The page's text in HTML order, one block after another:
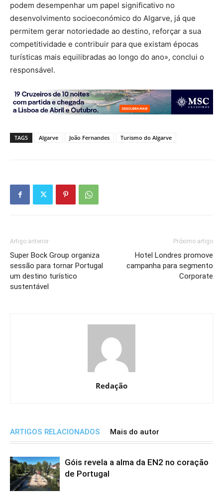
podem desempenhar um papel significativo no
desenvolvimento socioeconómico do Algarve, já que
permitem gerar notoriedade ao destino, reforçar a sua
competitividade e contribuir para que existam épocas
turísticas mais equilibradas ao longo do ano», conclui o
responsável.
TAGS Algarve João Fernandes Turismo do Algarve
Artigo anterior
Super Bock Group organiza
sessão para tornar Portugal
um destino turístico
sustentável
Próximo artigo
Hotel Londres promove
campanha para segmento
Corporate
Redação
ARTIGOS RELACIONADOS Mais do autor
Góis revela a alma da EN2 no coração
de Portugal